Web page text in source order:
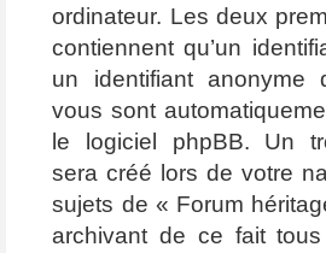
ordinateur. Les deux
contiennent qu’un
un identifiant anonyme
vous sont
le logiciel phpBB. Un
sera créé lors de votre
sujets de « Forum
archivant de ce fait